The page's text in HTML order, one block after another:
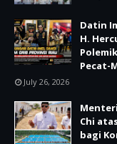
Datin
H.
Pecat-
July 26, 2026
Chi
bagi